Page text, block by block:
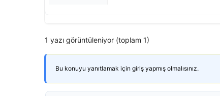
1 yazı görüntüleniyor (toplam 1)
Bu konuyu yanıtlamak için giriş yapmış olmalısınız.